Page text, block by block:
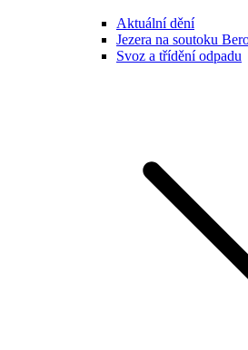
Aktuální dění
Jezera na soutoku
Svoz a třídění odpadu